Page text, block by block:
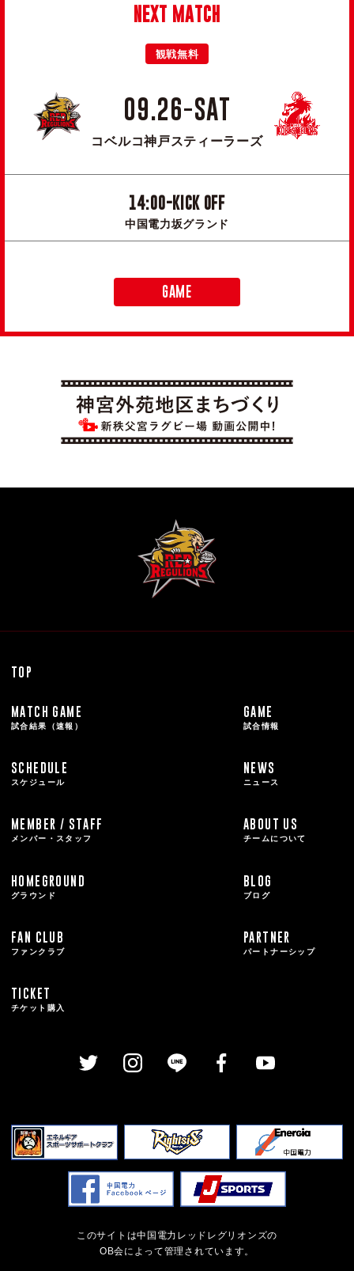
NEXT MATCH
観戦無料
09.26-SAT
コベルコ神戸スティーラーズ
14:00-KICK OFF
中国電力坂グランド
GAME
TOP
MATCH GAME
試合結果（速報）
GAME
試合情報
SCHEDULE
スケジュール
NEWS
ニュース
MEMBER / STAFF
メンバー・スタッフ
ABOUT US
チームについて
HOMEGROUND
グラウンド
BLOG
ブログ
FAN CLUB
ファンクラブ
PARTNER
パートナーシップ
TICKET
チケット購入
このサイトは中国電力レッドレグリオンズの
OB会によって管理されています。